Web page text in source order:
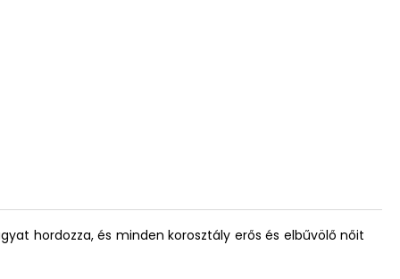
hordozza, és minden korosztály erős és elbűvölő nőit